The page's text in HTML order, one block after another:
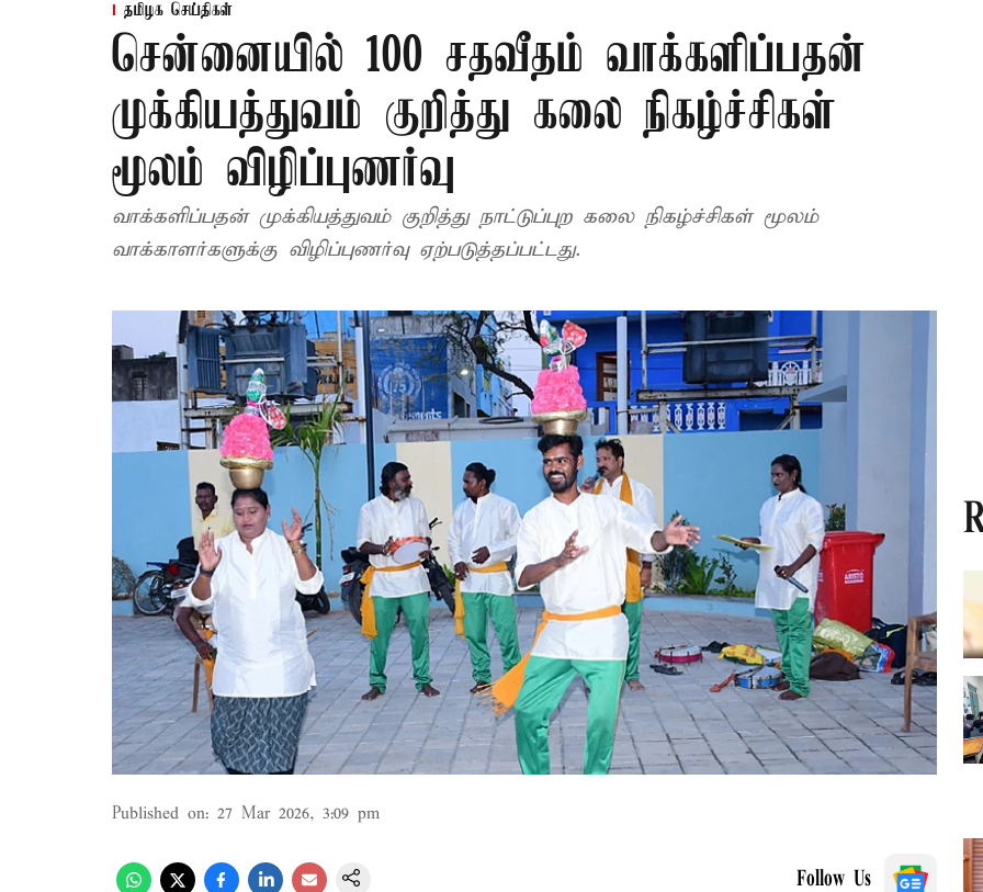
தமிழக செய்திகள்
சென்னையில் 100 சதவீதம் வாக்களிப்பதன்
முக்கியத்துவம் குறித்து கலை நிகழ்ச்சிகள்
மூலம் விழிப்புணர்வு
வாக்களிப்பதன் முக்கியத்துவம் குறித்து நாட்டுப்புற கலை நிகழ்ச்சிகள் மூலம்
வாக்காளர்களுக்கு விழிப்புணர்வு ஏற்படுத்தப்பட்டது.
Published on: 27 Mar 2026, 3:09 pm
Follow Us